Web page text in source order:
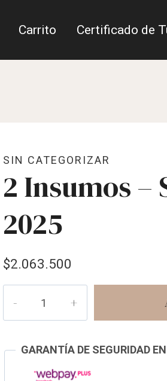
Carrito Certificado de
SIN CATEGORIZAR
2 Insumos –
2025
$2.063.500
Insumos
-
2025
cantidad
GARANTÍA DE SEGURIDAD